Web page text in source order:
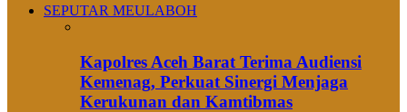
SEPUTAR MEULABOH
Kapolres Aceh Barat Terima Audiensi
Kemenag, Perkuat Sinergi Menjaga
Kerukunan dan Kamtibmas